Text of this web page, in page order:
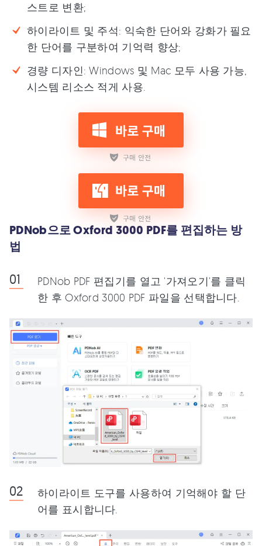
스트로 변환;
하이라이트 및 주석: 익숙한 단어와 강화가 필요
한 단어를 구분하여 기억력 향상;
경량 디자인: Windows 및 Mac 모두 사용 가능,
시스템 리소스 적게 사용.
PDNob으로 Oxford 3000 PDF를 편집하는 방
법
PDNob PDF 편집기를 열고 '가져오기'를 클릭
한 후 Oxford 3000 PDF 파일을 선택합니다.
하이라이트 도구를 사용하여 기억해야 할 단
어를 표시합니다.